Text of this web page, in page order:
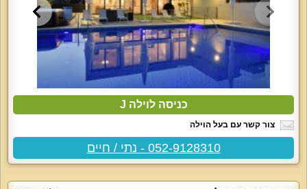
כניסה לוילה J
צור קשר עם בעל הוילה
052-9128310 - נתי / חיים